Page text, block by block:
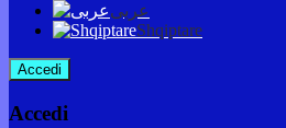
عربى
Shqiptare
Accedi
Accedi